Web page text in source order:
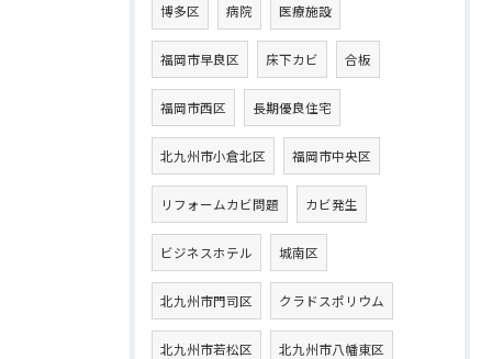
博多区 病院 医療施設
福岡市早良区 床下カビ 合板
福岡市西区 長期優良住宅
北九州市小倉北区 福岡市中央区
リフォームカビ問題 カビ発生
ビジネスホテル 城南区
北九州市門司区 クラドスポリウム
北九州市若松区 北九州市八幡東区